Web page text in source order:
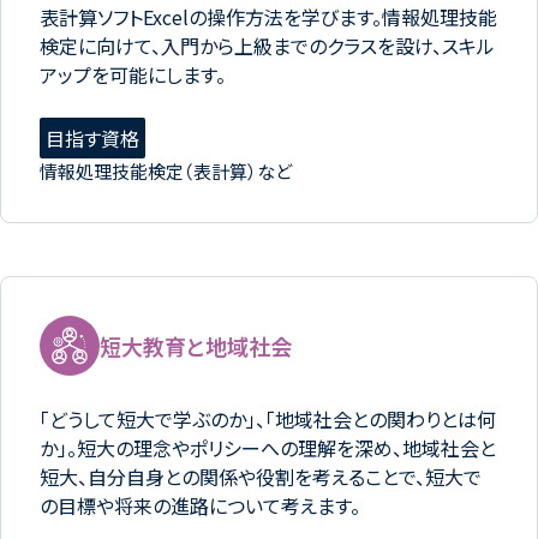
表計算ソフトExcelの操作方法を学びます。情報処理技能
検定に向けて、入門から上級までのクラスを設け、スキル
アップを可能にします。
目指す資格
情報処理技能検定（表計算）など
短大教育と地域社会
「どうして短大で学ぶのか」、「地域社会との関わりとは何
か」。短大の理念やポリシーへの理解を深め、地域社会と
短大、自分自身との関係や役割を考えることで、短大で
の目標や将来の進路について考えます。